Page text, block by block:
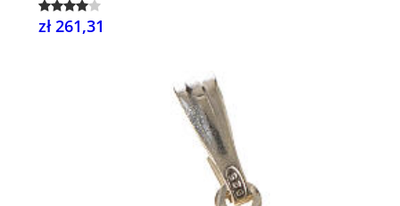
zł 261,31